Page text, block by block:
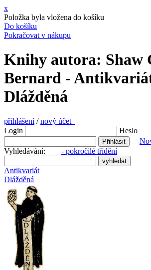
x
Položka byla vložena do košíku
Do košíku
Pokračovat v nákupu
Knihy autora: Shaw
Bernard -
Dlážděná
přihlášení/nový účet
Login
Heslo
Vyhledávání: - pokročilé třídění
Antikvariát
Dlážděná